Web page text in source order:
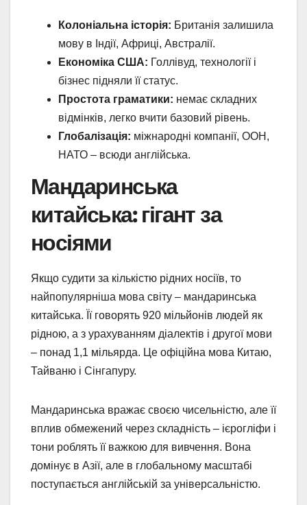
Колоніальна історія: Британія залишила
мову в Індії, Африці, Австралії.
Економіка США: Голлівуд, технології і
бізнес підняли її статус.
Простота граматики: немає складних
відмінків, легко вчити базовий рівень.
Глобалізація: міжнародні компанії, ООН,
НАТО – всюди англійська.
Мандаринська
китайська: гігант за
носіями
Якщо судити за кількістю рідних носіїв, то
найпопулярніша мова світу – мандаринська
китайська. Її говорять 920 мільйонів людей як
рідною, а з урахуванням діалектів і другої мови
– понад 1,1 мільярда. Це офіційна мова Китаю,
Тайваню і Сінгапуру.
Мандаринська вражає своєю чисельністю, але її
вплив обмежений через складність – ієрогліфи і
тони роблять її важкою для вивчення. Вона
домінує в Азії, але в глобальному масштабі
поступається англійській за універсальністю.